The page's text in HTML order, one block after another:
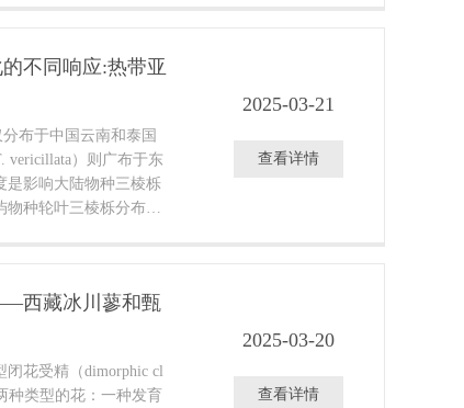
不同响应:热带亚
布于中国云南和泰国
）则广布于东
是影响大陆物种三棱栎
物种轮叶三棱栎分布的
所。这一研究认为，广
到未来气候变化的影
影响则较小。
2025-03-21
查看详情
西藏冰川蓼和甄
花受精（dimorphic cl
种类型的花：一种发育
2025-03-20
查看详情